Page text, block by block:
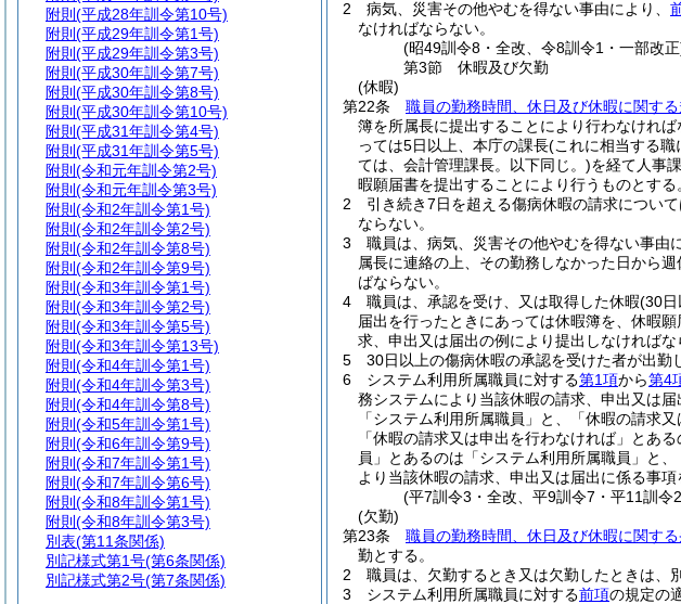
2
病気、災害その他やむを得ない事由により、
なければならない。
(昭49訓令8・全改、令8訓令1・一部改
第3節
休暇及び欠勤
(休暇)
第22条
職員の勤務時間、休日及び休暇に関す
簿を所属長に提出することにより行わなければ
っては5日以上、本庁の課長(これに相当する職
ては、会計管理課長。以下同じ。)を経て人事
暇願届書を提出することにより行うものとする
2
引き続き7日を超える傷病休暇の請求につい
ならない。
3
職員は、病気、災害その他やむを得ない事由
属長に連絡の上、その勤務しなかった日から
ばならない。
4
職員は、承認を受け、又は取得した休暇(30日
届出を行ったときにあっては休暇簿を、休暇
求、申出又は届出の例により提出しなければな
5
30日以上の傷病休暇の承認を受けた者が出勤
6
システム利用所属職員に対する第1項から第4
務システムにより当該休暇の請求、申出又は届
「システム利用所属職員」と、「休暇の請求
「休暇の請求又は申出を行わなければ」とあ
員」とあるのは「システム利用所属職員」と
より当該休暇の請求、申出又は届出に係る事
(平7訓令3・全改、平9訓令7・平11訓
(欠勤)
第23条
職員の勤務時間、休日及び休暇に関す
勤とする。
2
職員は、欠勤するとき又は欠勤したときは、
3
システム利用所属職員に対する前項の規定の
附則 (平成28年訓令第10号)
附則 (平成29年訓令第1号)
附則 (平成29年訓令第3号)
附則 (平成30年訓令第7号)
附則 (平成30年訓令第8号)
附則 (平成30年訓令第10号)
附則 (平成31年訓令第4号)
附則 (平成31年訓令第5号)
附則 (令和元年訓令第2号)
附則 (令和元年訓令第3号)
附則 (令和2年訓令第1号)
附則 (令和2年訓令第2号)
附則 (令和2年訓令第8号)
附則 (令和2年訓令第9号)
附則 (令和3年訓令第1号)
附則 (令和3年訓令第2号)
附則 (令和3年訓令第5号)
附則 (令和3年訓令第13号)
附則 (令和4年訓令第1号)
附則 (令和4年訓令第3号)
附則 (令和4年訓令第8号)
附則 (令和5年訓令第1号)
附則 (令和6年訓令第9号)
附則 (令和7年訓令第1号)
附則 (令和7年訓令第6号)
附則 (令和8年訓令第1号)
附則 (令和8年訓令第3号)
別表(第11条関係)
別記様式第1号(第6条関係)
別記様式第2号(第7条関係)